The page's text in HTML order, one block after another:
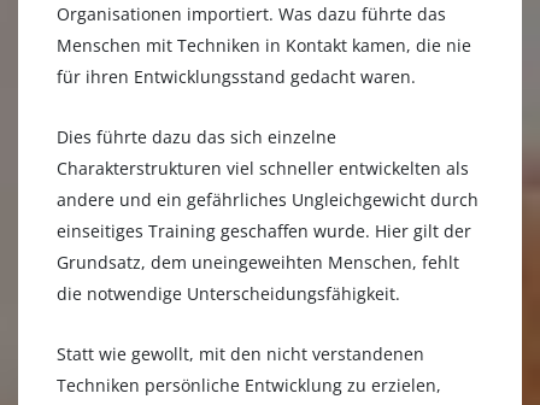
Organisationen importiert. Was dazu führte das
Menschen mit Techniken in Kontakt kamen, die nie
für ihren Entwicklungsstand gedacht waren.
Dies führte dazu das sich einzelne
Charakterstrukturen viel schneller entwickelten als
andere und ein gefährliches Ungleichgewicht durch
einseitiges Training geschaffen wurde. Hier gilt der
Grundsatz, dem uneingeweihten Menschen, fehlt
die notwendige Unterscheidungsfähigkeit.
Statt wie gewollt, mit den nicht verstandenen
Techniken persönliche Entwicklung zu erzielen,